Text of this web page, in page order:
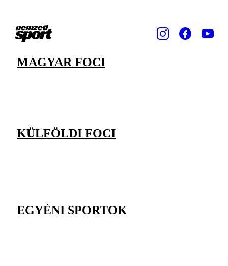
MAGYAR FOCI
KÜLFÖLDI FOCI
EGYÉNI SPORTOK